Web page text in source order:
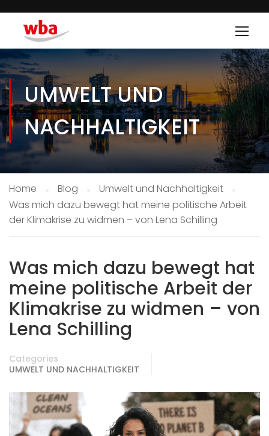
UMWELT UND
NACHHALTIGKEIT
Home Blog
Umwelt und Nachhaltigkeit
Was mich dazu bewegt hat meine politische Arbeit
der Klimakrise zu widmen – von Lena Schilling
Was mich dazu bewegt hat
meine politische Arbeit der
Klimakrise zu widmen – von
Lena Schilling
Categories
UMWELT UND NACHHALTIGKEIT